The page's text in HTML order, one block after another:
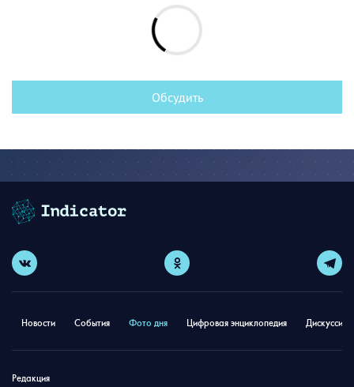
Обсудить
Новости События Фото дня Цифровая энциклопедия
Редакция